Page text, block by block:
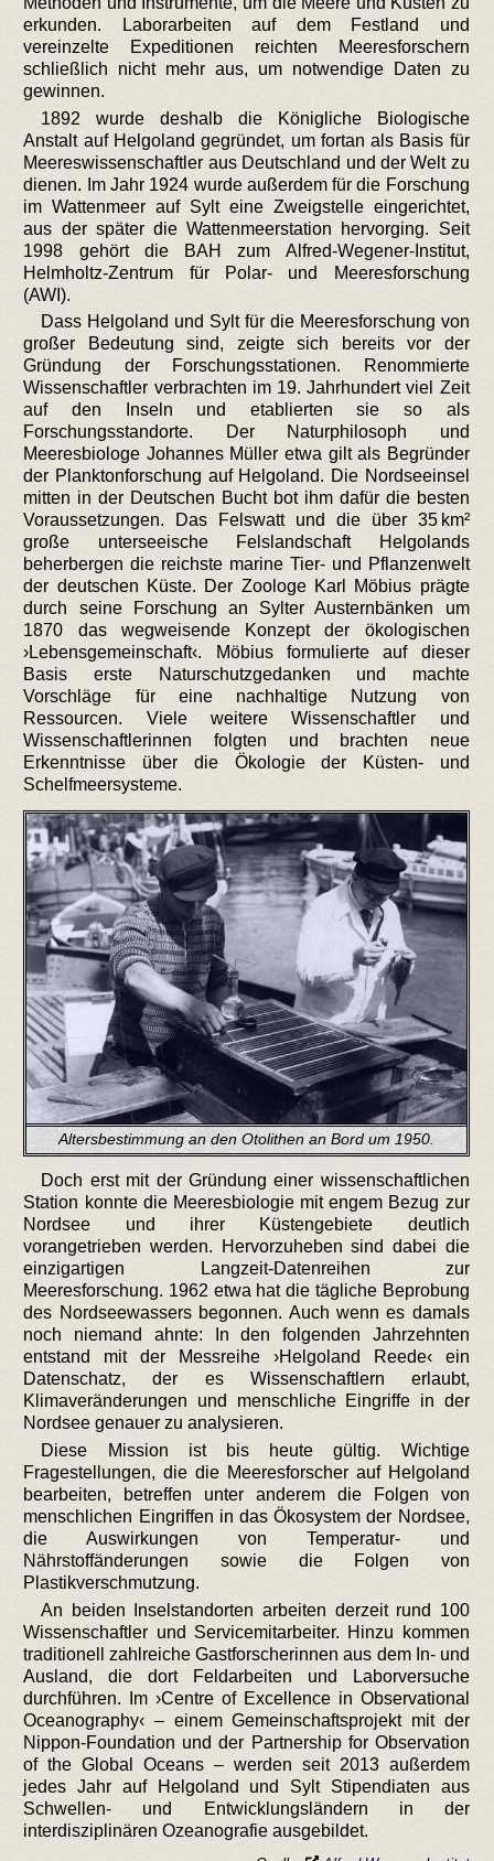
erkunden. Laborarbeiten auf dem Festland und
vereinzelte Expeditionen reichten Meeresforschern
schließlich nicht mehr aus, um notwendige Daten zu
gewinnen.
1892 wurde deshalb die Königliche Biologische
Anstalt auf Helgoland gegründet, um fortan als Basis für
Meereswissenschaftler aus Deutschland und der Welt zu
dienen. Im Jahr 1924 wurde außerdem für die Forschung
im Wattenmeer auf Sylt eine Zweigstelle eingerichtet,
aus der später die Wattenmeerstation hervorging. Seit
1998 gehört die BAH zum Alfred-Wegener-Institut,
Helmholtz-Zentrum für Polar- und Meeresforschung
(AWI).
Dass Helgoland und Sylt für die Meeresforschung von
großer Bedeutung sind, zeigte sich bereits vor der
Gründung der Forschungsstationen. Renommierte
Wissenschaftler verbrachten im 19. Jahrhundert viel Zeit
auf den Inseln und etablierten sie so als
Forschungsstandorte. Der Naturphilosoph und
Meeresbiologe Johannes Müller etwa gilt als Begründer
der Planktonforschung auf Helgoland. Die Nordseeinsel
mitten in der Deutschen Bucht bot ihm dafür die besten
Voraussetzungen. Das Felswatt und die über 35 km²
große unterseeische Felslandschaft Helgolands
beherbergen die reichste marine Tier- und Pflanzenwelt
der deutschen Küste. Der Zoologe Karl Möbius prägte
durch seine Forschung an Sylter Austernbänken um
1870 das wegweisende Konzept der ökologischen
›Lebensgemeinschaft‹. Möbius formulierte auf dieser
Basis erste Naturschutzgedanken und machte
Vorschläge für eine nachhaltige Nutzung von
Ressourcen. Viele weitere Wissenschaftler und
Wissenschaftlerinnen folgten und brachten neue
Erkenntnisse über die Ökologie der Küsten- und
Schelfmeersysteme.
Altersbestimmung an den Otolithen an Bord um 1950.
Doch erst mit der Gründung einer wissenschaftlichen
Station konnte die Meeresbiologie mit engem Bezug zur
Nordsee und ihrer Küstengebiete deutlich
vorangetrieben werden. Hervorzuheben sind dabei die
einzigartigen Langzeit-Datenreihen zur
Meeresforschung. 1962 etwa hat die tägliche Beprobung
des Nordseewassers begonnen. Auch wenn es damals
noch niemand ahnte: In den folgenden Jahrzehnten
entstand mit der Messreihe ›Helgoland Reede‹ ein
Datenschatz, der es Wissenschaftlern erlaubt,
Klimaveränderungen und menschliche Eingriffe in der
Nordsee genauer zu analysieren.
Diese Mission ist bis heute gültig. Wichtige
Fragestellungen, die die Meeresforscher auf Helgoland
bearbeiten, betreffen unter anderem die Folgen von
menschlichen Eingriffen in das Ökosystem der Nordsee,
die Auswirkungen von Temperatur- und
Nährstoffänderungen sowie die Folgen von
Plastikverschmutzung.
An beiden Inselstandorten arbeiten derzeit rund 100
Wissenschaftler und Servicemitarbeiter. Hinzu kommen
traditionell zahlreiche Gastforscherinnen aus dem In- und
Ausland, die dort Feldarbeiten und Laborversuche
durchführen. Im ›Centre of Excellence in Observational
Oceanography‹ – einem Gemeinschaftsprojekt mit der
Nippon-Foundation und der Partnership for Observation
of the Global Oceans – werden seit 2013 außerdem
jedes Jahr auf Helgoland und Sylt Stipendiaten aus
Schwellen- und Entwicklungsländern in der
interdisziplinären Ozeanografie ausgebildet.